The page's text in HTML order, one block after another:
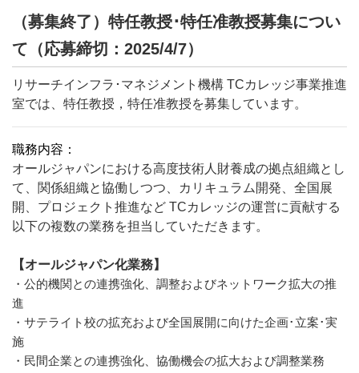
（募集終了）特任教授･特任准教授募集につい
て（応募締切：2025/4/7）
リサーチインフラ･マネジメント機構 TCカレッジ事業推進
室では、 特任教授，特任准教授を募集しています。
職務内容：
オールジャパンにおける高度技術人財養成の拠点組織とし
て、関係組織と協働しつつ、カリキュラム開発、全国展
開、プロジェクト推進など TCカレッジの運営に貢献する
以下の複数の業務を担当していただきます。
【オールジャパン化業務】
・公的機関との連携強化、調整およびネットワーク拡大の推
進
・サテライト校の拡充および全国展開に向けた企画･立案･実
施
・民間企業との連携強化、協働機会の拡大および調整業務